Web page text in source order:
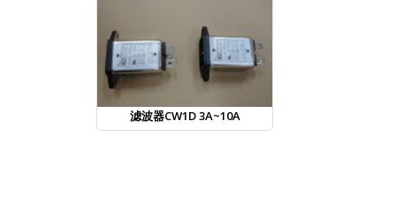
滤波器CW1D 3A~10A